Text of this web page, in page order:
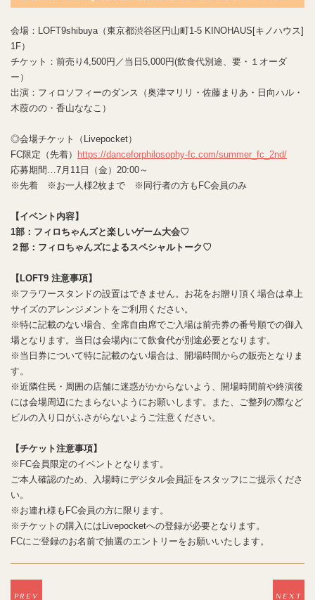
会場：LOFT9shibuya（東京都渋谷区円山町1-5 KINOHAUS[キノハウス]
1F）
チケット：前売り4,500円／当日5,000円(飲食代別途、要・１オーダ
ー）
出演：フィロソフィーのダンス（奥津マリリ・佐藤まりあ・日向ハル・
木葭のの・香山ななこ）
◎会場チケット（Livepocket）
FC限定（先着） https://danceforphilosophy-fc.com/summer_fc_2nd/
応募期間…7月11日（金）20:00～
※先着 ※お一人様2枚まで ※同行者の方もFC会員のみ
【イベント内容】
1部：フィロちゃんズと楽しいゲーム大会♡
２部：フィロちゃんズによるスペシャルトーク♡
【LOFT9 注意事項】
※フラワースタンドの設置はできません。お花をお贈り頂く場合は卓上
サイズのアレンジメントをご利用ください。
※特に記載のない場合、全席自由席でご入場は前売券の番号順での御入
場となります。当日は会場内にて飲食代が別途必要となります。
※当日券について特に記載のない場合は、開場時間からの販売となりま
す。
※近隣住民・周囲の店舗に迷惑がかからないよう、開場時間前や終演後
には会場周辺にたまらないようにお願いします。また、ご整列の際など
ビルの入り口がふさがらないようご注意ください。
【チケット注意事項】
※FC会員限定のイベントとなります。
ご本人確認のため、入場時にデジタル会員証をスタッフにご提示くださ
い。
※お連れ様もFC会員の方に限ります。
※チケットの購入にはLivepocketへの登録が必要となります。
FCにご登録のお名前で抽選のエントリーをお願いいたします。
PREV NEXT